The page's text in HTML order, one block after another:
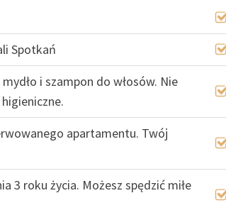
Spotkań
i szampon do włosów. Nie
apartamentu. Twój
3 roku życia. Możesz spędzić miłe